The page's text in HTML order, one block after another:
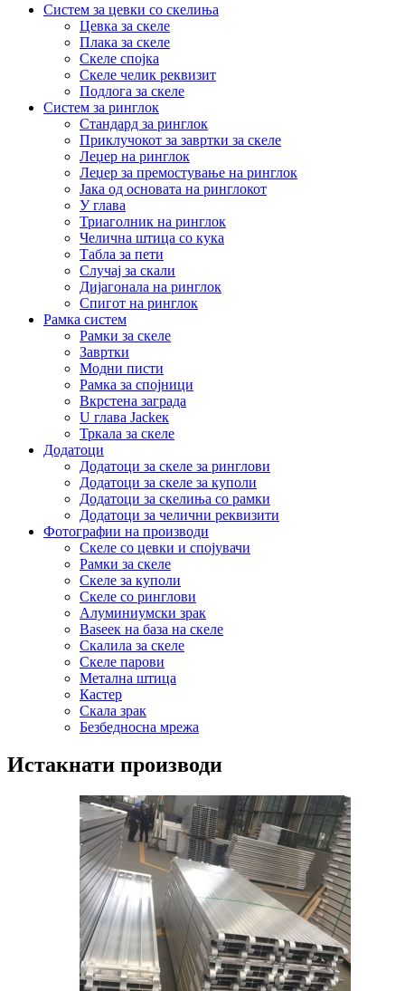
Систем за цевки со скелиња
Цевка за скеле
Плака за скеле
Скеле спојка
Скеле челик реквизит
Подлога за скеле
Систем за ринглок
Стандард за ринглок
Приклучокот за завртки за скеле
Леџер на ринглок
Леџер за премостување на ринглок
Јака од основата на ринглокот
У глава
Триаголник на ринглок
Челична штица со кука
Табла за пети
Случај за скали
Дијагонала на ринглок
Спигот на ринглок
Рамка систем
Рамки за скеле
Завртки
Модни писти
Рамка за спојници
Вкрстена заграда
U глава Jackек
Тркала за скеле
Додатоци
Додатоци за скеле за ринглови
Додатоци за скеле за куполи
Додатоци за скелиња со рамки
Додатоци за челични реквизити
Фотографии на производи
Скеле со цевки и спојувачи
Рамки за скеле
Скеле за куполи
Скеле со ринглови
Алуминиумски зрак
Baseек на база на скеле
Скалила за скеле
Скеле парови
Метална штица
Кастер
Скала зрак
Безбедносна мрежа
Истакнати производи